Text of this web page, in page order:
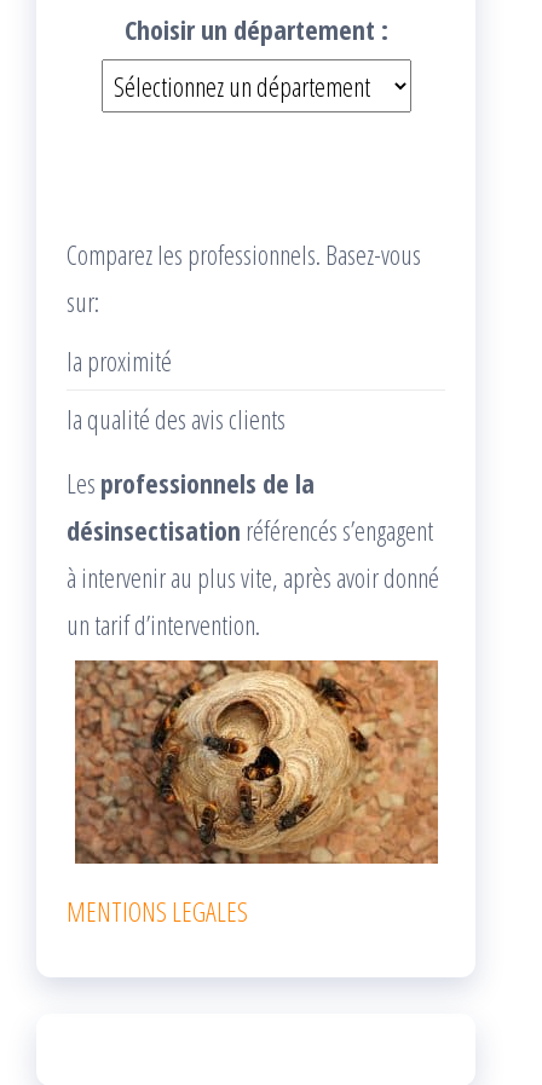
Choisir un département :
Comparez les professionnels. Basez-vous
sur:
la proximité
la qualité des avis clients
Les professionnels de la
désinsectisation référencés s’engagent
à intervenir au plus vite, après avoir donné
un tarif d’intervention.
MENTIONS LEGALES